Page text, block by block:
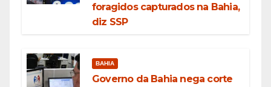
foragidos capturados na Bahia,
diz SSP
BAHIA
Governo da Bahia nega corte